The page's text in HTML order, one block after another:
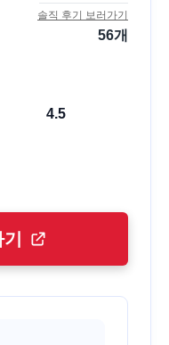
솔직 후기 보러가기
56개
4.5